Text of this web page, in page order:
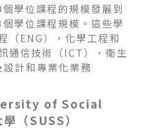
學位課程的規模發展到
學位課程規模。這些學
（ENG），化學工程和
通信技術 （ICT），衛生
計和專業化業務
of Social
（SUSS）